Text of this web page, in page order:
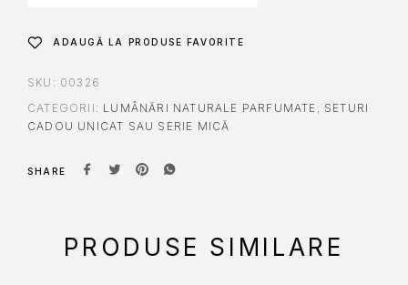
ADAUGĂ LA PRODUSE FAVORITE
SKU: 00326
CATEGORII: LUMÂNĂRI NATURALE PARFUMATE , SETURI
CADOU UNICAT SAU SERIE MICĂ
SHARE
PRODUSE SIMILARE